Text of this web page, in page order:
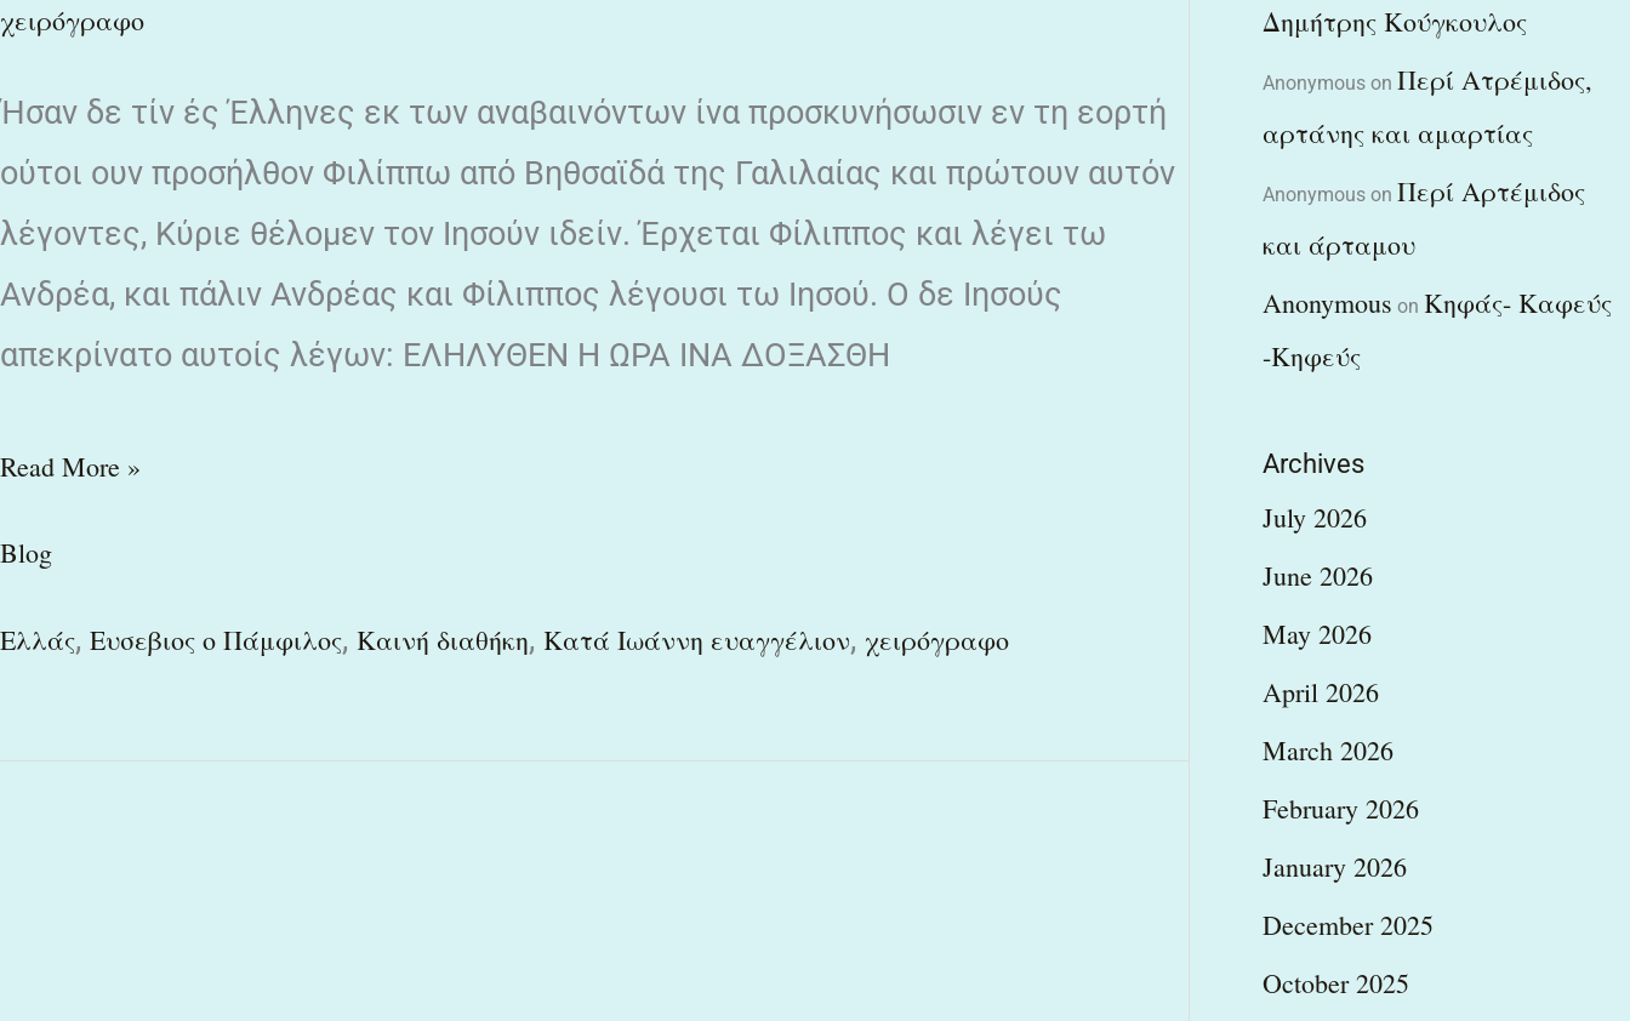
χειρόγραφο
Ήσαν δε τίν ές Έλληνες εκ των αναβαινόντων ίνα προσκυνήσωσιν εν τη εορτή
ούτοι ουν προσήλθον Φιλίππω από Βηθσαϊδά της Γαλιλαίας και πρώτουν αυτόν
λέγοντες, Κύριε θέλομεν τον Ιησούν ιδείν. Έρχεται Φίλιππος και λέγει τω
Ανδρέα, και πάλιν Ανδρέας και Φίλιππος λέγουσι τω Ιησού. Ο δε Ιησούς
απεκρίνατο αυτοίς λέγων: ΕΛΗΛΥΘΕΝ Η ΩΡΑ ΙΝΑ ΔΟΞΑΣΘΗ
ουράνιον
βλάστημα
Θείον
ηκριβωμένον
Read More »
Blog
Ελλάς, Ευσεβιος ο Πάμφιλος, Καινή διαθήκη, Κατά Ιωάννη ευαγγέλιον, χειρόγραφο
Δημήτρης Κούγκουλος
Anonymous on Περί Ατρέμιδος,
αρτάνης και αμαρτίας
Anonymous on Περί Αρτέμιδος
και άρταμου
Anonymous on Κηφάς- Καφεύς
-Κηφεύς
Archives
July 2026
June 2026
May 2026
April 2026
March 2026
February 2026
January 2026
December 2025
October 2025